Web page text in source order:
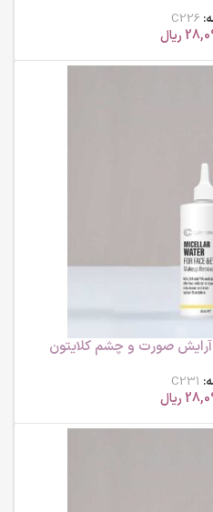
C226
ریال
صورت و چشم کلایتون
C231
ریال